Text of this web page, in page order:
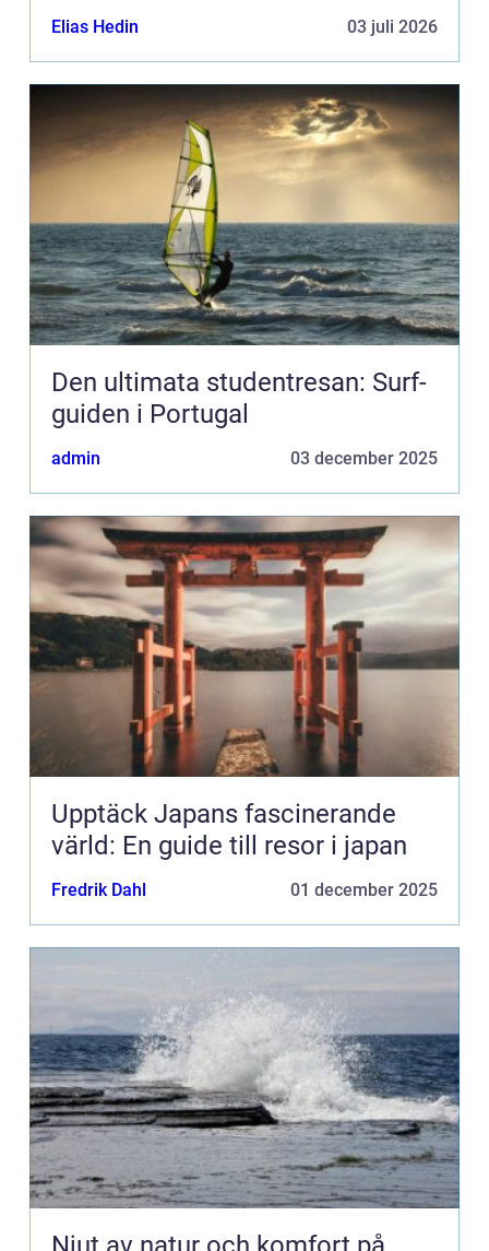
Elias Hedin 03 juli 2026
Den ultimata studentresan: Surf-
guiden i Portugal
admin 03 december 2025
Upptäck Japans fascinerande
värld: En guide till resor i japan
Fredrik Dahl 01 december 2025